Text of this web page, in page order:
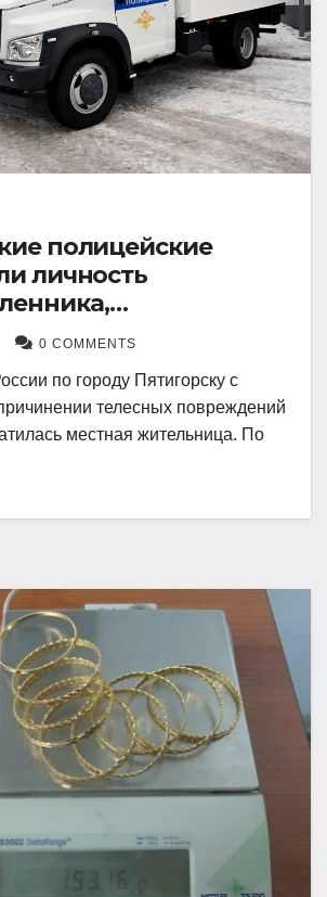
полицейские
личность
телесные
местному жителю
0 COMMENTS
по городу Пятигорску с
телесных повреждений
местная жительница. По